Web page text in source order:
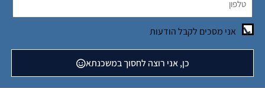
אני מסכים לקבל הודעות
כן, אני רוצה לחסוך במשכנתא